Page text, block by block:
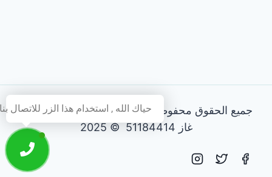
جميع الحقوق محفوظة - فني تصليح طباخات و افران
غاز 51184414 © 2025
حياك الله , استخدام هذا الزر للاتصال بنا